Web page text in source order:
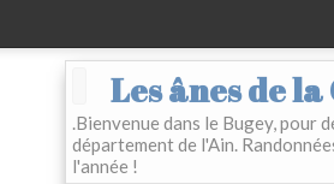
Les ânes de
.Bienvenue dans le Bugey, pour
département de l'Ain.
l'année !